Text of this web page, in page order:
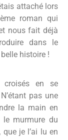
attaché lors
roman qui
nous fait déjà
dans le
histoire !
croisés en se
pas une
la main en
murmure du
je l’ai lu en